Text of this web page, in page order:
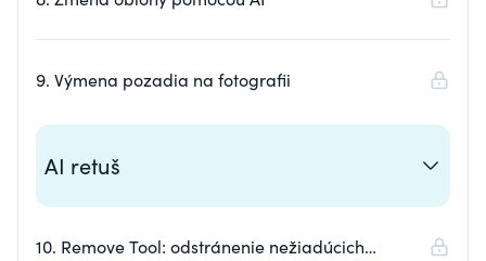
9. Výmena pozadia na fotografii
AI retuš
10. Remove Tool: odstránenie nežiadúcich